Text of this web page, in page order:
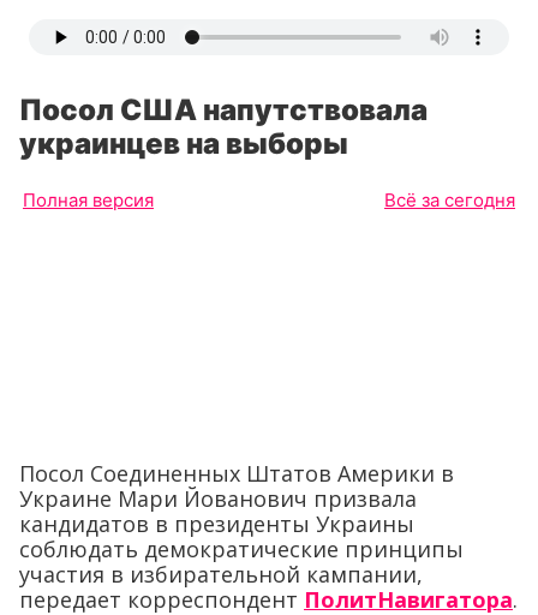
Посол США напутствовала
украинцев на выборы
Полная версия Всё за сегодня
Посол Соединенных Штатов Америки в
Украине Мари Йованович призвала
кандидатов в президенты Украины
соблюдать демократические принципы
участия в избирательной кампании,
передает корреспондент ПолитНавигатора.